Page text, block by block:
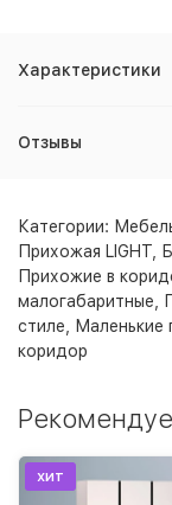
Характеристики
Отзывы
Категории:
Прихожая LIGHT,
Прихожие в
малогабаритные
стиле
Маленькие
коридор
хит